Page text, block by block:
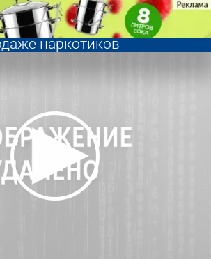
18-летних зареченцев
по подозрению в
наркотиков
18-летних зареченцев
новости
и курсы
в Пензе